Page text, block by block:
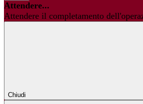
Attendere...
Attendere il completamento
Chiudi